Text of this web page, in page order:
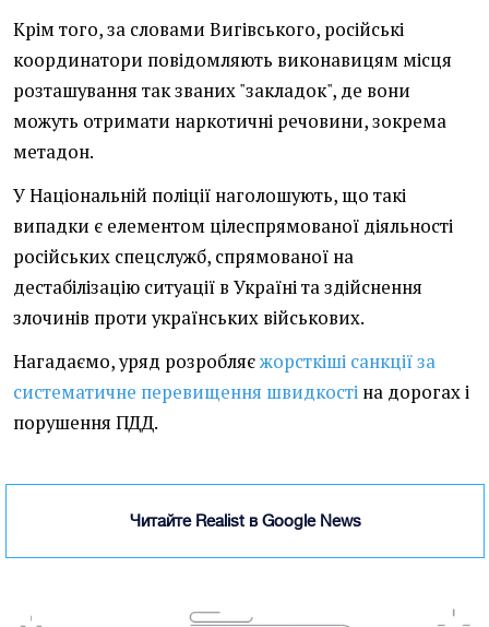
Крім того, за словами Вигівського, російські
координатори повідомляють виконавицям місця
розташування так званих "закладок", де вони
можуть отримати наркотичні речовини, зокрема
метадон.
У Національній поліції наголошують, що такі
випадки є елементом цілеспрямованої діяльності
російських спецслужб, спрямованої на
дестабілізацію ситуації в Україні та здійснення
злочинів проти українських військових.
Нагадаємо, уряд розробляєжорсткіші санкції за
систематичне перевищення швидкості на дорогах і
порушення ПДД.
Читайте Realist в Google News